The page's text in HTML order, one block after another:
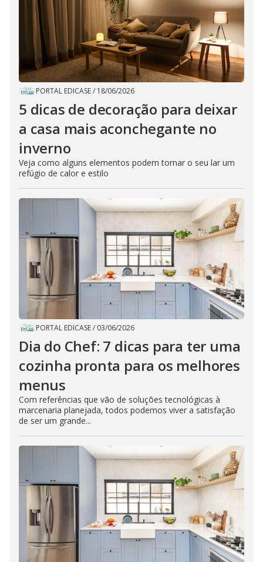
PORTAL EDICASE/ 18/06/2026
5 dicas de decoração para deixar
a casa mais aconchegante no
inverno
Veja como alguns elementos podem tornar o seu lar um
refúgio de calor e estilo
PORTAL EDICASE/ 03/06/2026
Dia do Chef: 7 dicas para ter uma
cozinha pronta para os melhores
menus
Com referências que vão de soluções tecnológicas à
marcenaria planejada, todos podemos viver a satisfação
de ser um grande...